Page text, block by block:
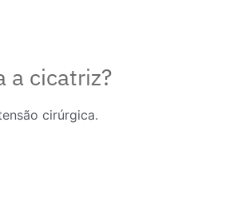
a cicatriz?
cirúrgica.